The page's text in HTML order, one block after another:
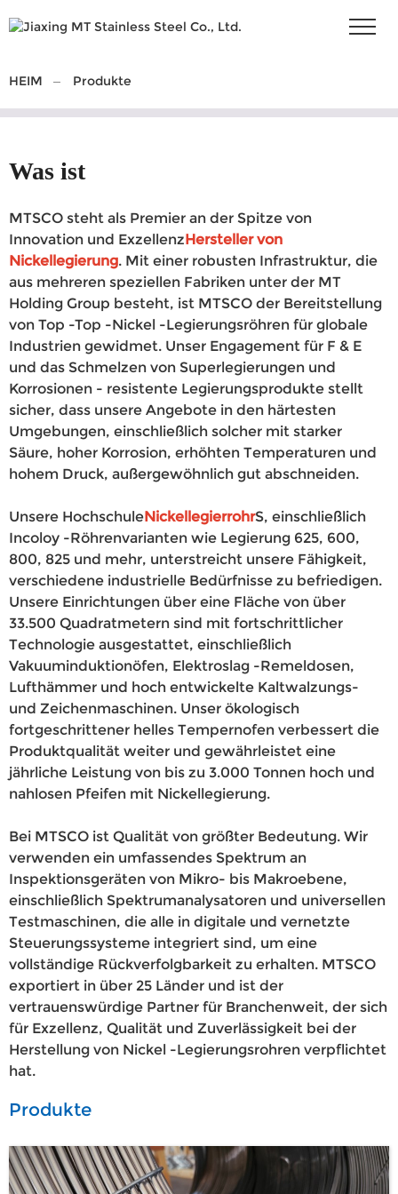
HEIM Produkte
Was ist
MTSCO steht als Premier an der Spitze von
Innovation und ExzellenzHersteller von
Nickellegierung. Mit einer robusten Infrastruktur, die
aus mehreren speziellen Fabriken unter der MT
Holding Group besteht, ist MTSCO der Bereitstellung
von Top -Top -Nickel -Legierungsröhren für globale
Industrien gewidmet. Unser Engagement für F & E
und das Schmelzen von Superlegierungen und
Korrosionen - resistente Legierungsprodukte stellt
sicher, dass unsere Angebote in den härtesten
Umgebungen, einschließlich solcher mit starker
Säure, hoher Korrosion, erhöhten Temperaturen und
hohem Druck, außergewöhnlich gut abschneiden.
Unsere HochschuleNickellegierrohrS, einschließlich
Incoloy -Röhrenvarianten wie Legierung 625, 600,
800, 825 und mehr, unterstreicht unsere Fähigkeit,
verschiedene industrielle Bedürfnisse zu befriedigen.
Unsere Einrichtungen über eine Fläche von über
33.500 Quadratmetern sind mit fortschrittlicher
Technologie ausgestattet, einschließlich
Vakuuminduktionöfen, Elektroslag -Remeldosen,
Lufthämmer und hoch entwickelte Kaltwalzungs-
und Zeichenmaschinen. Unser ökologisch
fortgeschrittener helles Tempernofen verbessert die
Produktqualität weiter und gewährleistet eine
jährliche Leistung von bis zu 3.000 Tonnen hoch und
nahlosen Pfeifen mit Nickellegierung.
Bei MTSCO ist Qualität von größter Bedeutung. Wir
verwenden ein umfassendes Spektrum an
Inspektionsgeräten von Mikro- bis Makroebene,
einschließlich Spektrumanalysatoren und universellen
Testmaschinen, die alle in digitale und vernetzte
Steuerungssysteme integriert sind, um eine
vollständige Rückverfolgbarkeit zu erhalten. MTSCO
exportiert in über 25 Länder und ist der
vertrauenswürdige Partner für Branchenweit, der sich
für Exzellenz, Qualität und Zuverlässigkeit bei der
Herstellung von Nickel -Legierungsrohren verpflichtet
hat.
Produkte